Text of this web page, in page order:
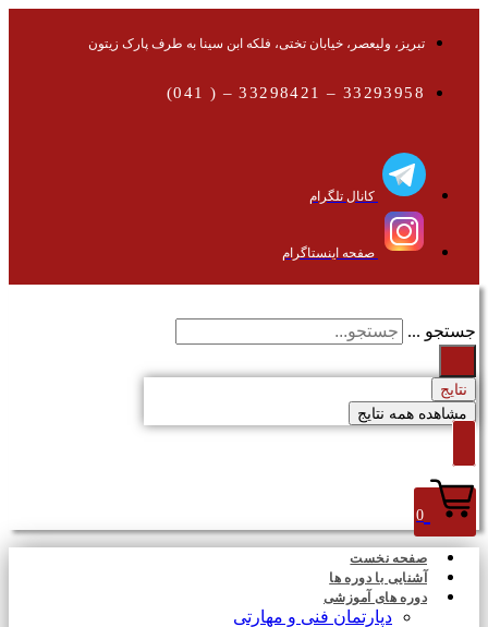
تبریز، ولیعصر، خیابان تختی، فلکه ابن سینا به طرف پارک زیتون
33293958 – 33298421 – ( 041)
کانال تلگرام
صفحه اینستاگرام
جستجو ...
نتایج
مشاهده همه نتایج
0
صفحه نخست
آشنایی با دوره ها
دوره های آموزشی
دپارتمان فنی و مهارتی